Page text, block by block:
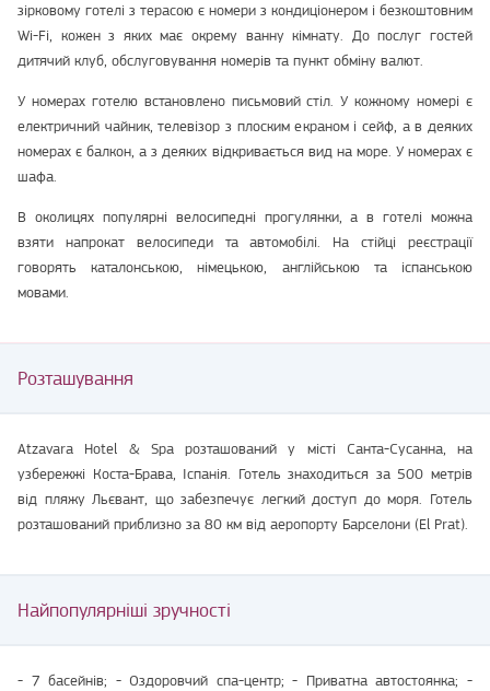
зірковому готелі з терасою є номери з кондиціонером і безкоштовним
Wi-Fi, кожен з яких має окрему ванну кімнату. До послуг гостей
дитячий клуб, обслуговування номерів та пункт обміну валют.
У номерах готелю встановлено письмовий стіл. У кожному номері є
електричний чайник, телевізор з плоским екраном і сейф, а в деяких
номерах є балкон, а з деяких відкривається вид на море. У номерах є
шафа.
В околицях популярні велосипедні прогулянки, а в готелі можна
взяти напрокат велосипеди та автомобілі. На стійці реєстрації
говорять каталонською, німецькою, англійською та іспанською
мовами.
Розташування
Atzavara Hotel & Spa розташований у місті Санта-Сусанна, на
узбережжі Коста-Брава, Іспанія. Готель знаходиться за 500 метрів
від пляжу Льєвант, що забезпечує легкий доступ до моря. Готель
розташований приблизно за 80 км від аеропорту Барселони (El Prat).
Найпопулярніші зручності
- 7 басейнів; - Оздоровчий спа-центр; - Приватна автостоянка; -